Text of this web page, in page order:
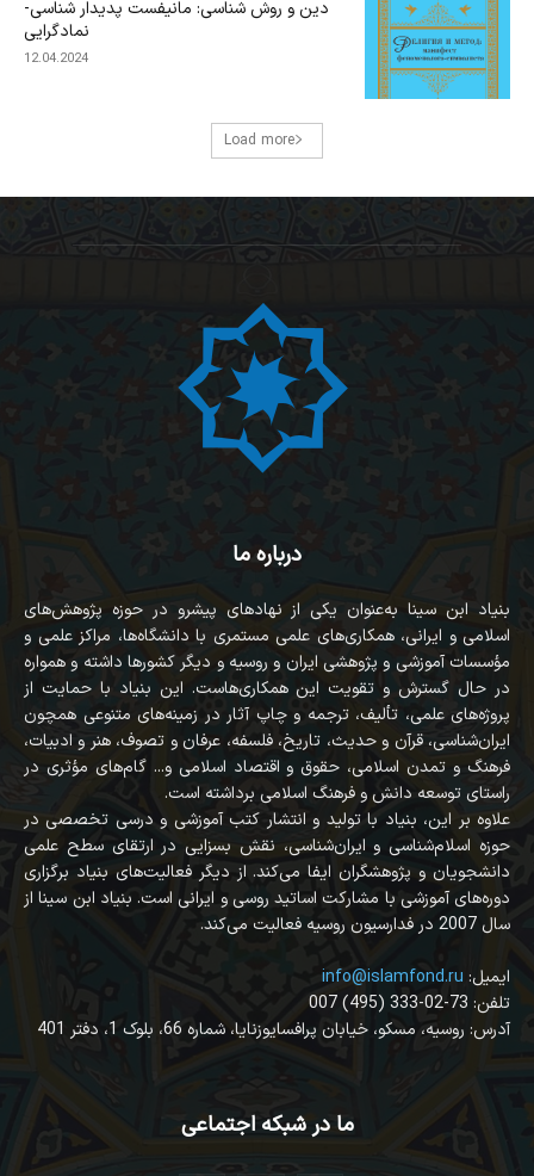
دین و روش شناسی: مانیفست پدیدار شناسی-
نمادگرایی
12.04.2024
Load more
درباره ما
بنیاد ابن سینا به‌عنوان یکی از نهادهای پیشرو در حوزه پژوهش‌های
اسلامی و ایرانی، همکاری‌های علمی مستمری با دانشگاه‌ها، مراکز علمی و
مؤسسات آموزشی و پژوهشی ایران و روسیه و دیگر کشورها داشته و همواره
در حال گسترش و تقویت این همکاری‌هاست. این بنیاد با حمایت از
پروژه‌های علمی، تألیف، ترجمه و چاپ آثار در زمینه‌های متنوعی همچون
ایران‌شناسی، قرآن‌ و حدیث، تاریخ، فلسفه، عرفان و تصوف، هنر و ادبیات،
فرهنگ و تمدن اسلامی، حقوق و اقتصاد اسلامی و... گام‌های مؤثری در
راستای توسعه دانش و فرهنگ اسلامی برداشته است.
علاوه بر این، بنیاد با تولید و انتشار کتب آموزشی و درسی تخصصی در
حوزه اسلام‌شناسی و ایران‌شناسی، نقش بسزایی در ارتقای سطح علمی
دانشجویان و پژوهشگران ایفا می‌کند. از دیگر فعالیت‌های بنیاد برگزاری
دوره‌های آموزشی با مشارکت اساتید روسی و ایرانی است. بنیاد ابن سینا از
سال 2007 در فدارسیون روسیه فعالیت می‌کند.
info@islamfond.ru :ایمیل
007 (495) 333-02-73 :تلفن
آدرس: روسیه، مسکو، خیابان پرافسایوزنایا، شماره 66، بلوک 1، دفتر 401
ما در شبکه اجتماعی